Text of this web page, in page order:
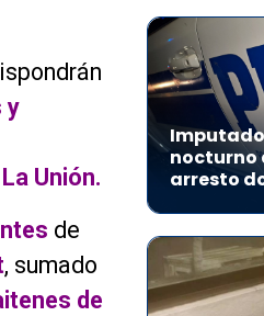
y
Unión.
de
, sumado
de
nocturno
arresto